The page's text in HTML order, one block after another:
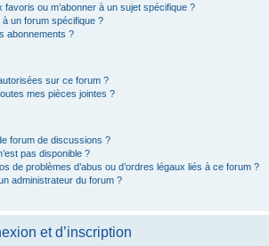
ou m’abonner à un sujet spécifique ?
à un forum spécifique ?
abonnements ?
sur ce forum ?
mes pièces jointes ?
forum de discussions ?
pas disponible ?
de problèmes d’abus ou d’ordres légaux liés à ce forum ?
administrateur du forum ?
et d’inscription